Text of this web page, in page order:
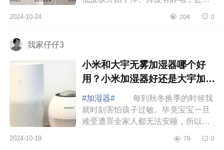
加湿器来提升室内湿度缓解症状，下
2024-10-24 204 0
我家仔仔3
小米和大宇无雾加湿器哪个好
用？小米加湿器好还是大宇加湿
器好
#加湿器#
每到秋冬换季的时候我
就时刻害怕孩子过敏。毕竟宝宝一旦
难受遭罪全家人都无法安睡，所以每
都安排上。下面小编为大家介绍下小
2024-10-19 78 0